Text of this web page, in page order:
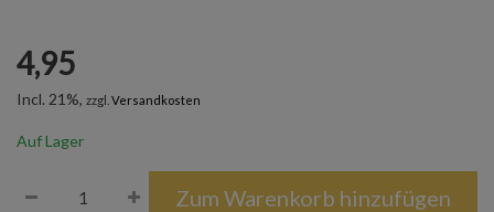
4,95
Incl. 21%, zzgl. Versandkosten
Auf Lager
Zum Warenkorb hinzufügen